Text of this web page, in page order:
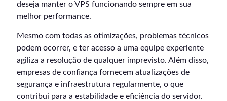
deseja manter o VPS funcionando sempre em sua
melhor performance.
Mesmo com todas as otimizações, problemas técnicos
podem ocorrer, e ter acesso a uma equipe experiente
agiliza a resolução de qualquer imprevisto. Além disso,
empresas de confiança fornecem atualizações de
segurança e infraestrutura regularmente, o que
contribui para a estabilidade e eficiência do servidor.